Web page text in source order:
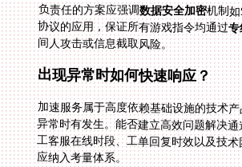
负责任的方案应强调数据安全加密机制
协议的应用，保证所有游戏指令均通过
间人攻击或信息截取风险。
出现异常时如何快速响应？
加速服务属于高度依赖基础设施的技术
异常时有发生。能否建立高效问题解决
工客服在线时段、工单回复时效以及技
应纳入考量体系。